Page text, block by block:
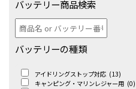
バッテリー商品検索
バッテリーの種類
アイドリングストップ対応 (13)
キャンピング・マリンレジャー用 (0)